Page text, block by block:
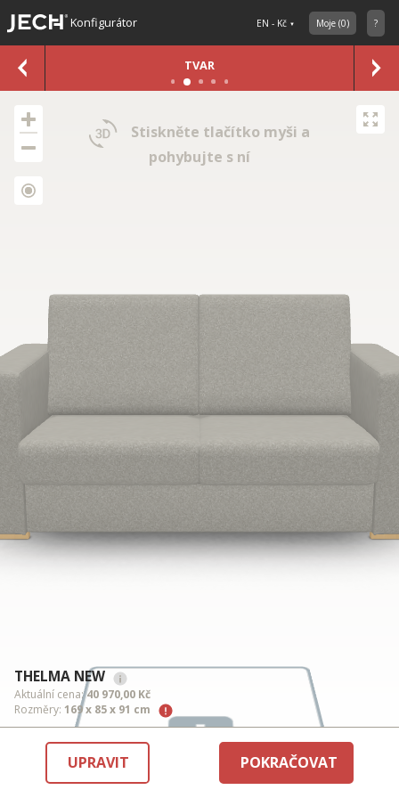
Konfigurátor EN - Kč Moje (0) ?
TVAR
THELMA NEW
Aktuální cena:40 970,00 Kč
Rozměry: 169 x 85 x 91 cm
Stiskněte tlačítko myši a
pohybujte s ní
UPRAVIT POKRAČOVAT